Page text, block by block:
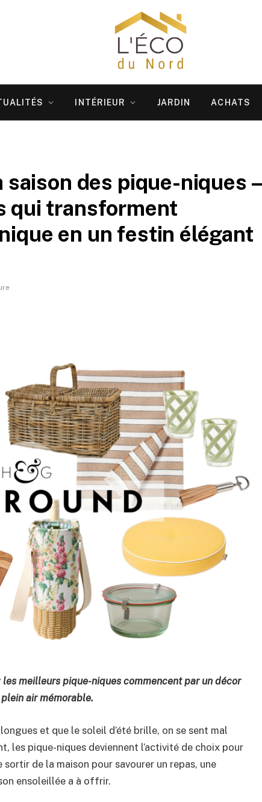
INTÉRIEUR JARDIN ACHATS
des pique-niques –
qui transforment
en un festin élégant
meilleurs pique-niques commencent par un décor
air mémorable.
et que le soleil d’été brille, on se sent mal
les pique-niques deviennent l’activité de choix pour
de la maison pour savourer un repas, une
ensoleillée a à offrir.